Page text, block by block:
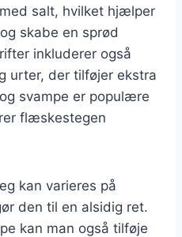
salt, hvilket hjælper
skabe en sprød
inkluderer også
urter, der tilføjer ekstra
svampe er populære
flæskestegen
kan varieres på
den til en alsidig ret.
kan man også tilføje